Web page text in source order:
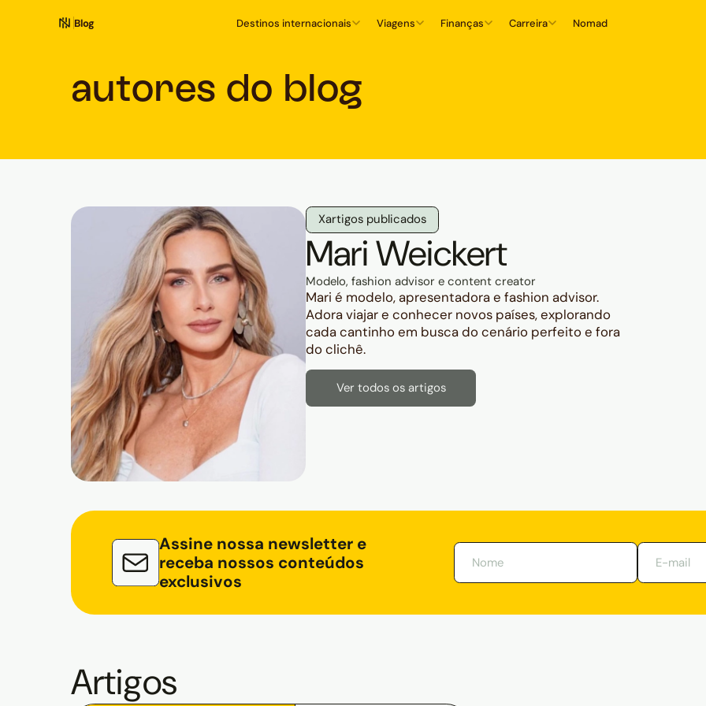
Blog Destinos internacionais Viagens Finanças Carreira Nomad
autores do blog
Xartigos publicados
Mari Weickert
Modelo, fashion advisor e content creator
Mari é modelo, apresentadora e fashion advisor.
Adora viajar e conhecer novos países, explorando
cada cantinho em busca do cenário perfeito e fora
do clichê.
Ver todos os artigos
Assine nossa newsletter e
receba nossos conteúdos
exclusivos
Artigos